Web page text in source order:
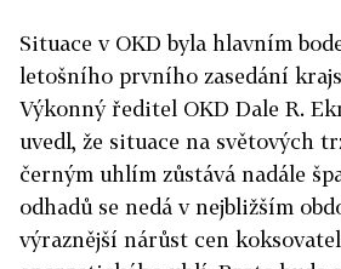
Situace v OKD byla hlavním
letošního prvního zasedání
Výkonný ředitel OKD Dale R.
uvedl, že situace na světových
černým uhlím zůstává nadále
odhadů se nedá v nejbližším
výraznější nárůst cen